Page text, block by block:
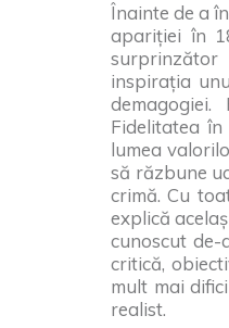
Înainte de a
apariției în
inspirația
Fidelitatea
lumea
să răzbune
crimă. Cu
explică
cunoscut de-
critică,
mult mai
realist.